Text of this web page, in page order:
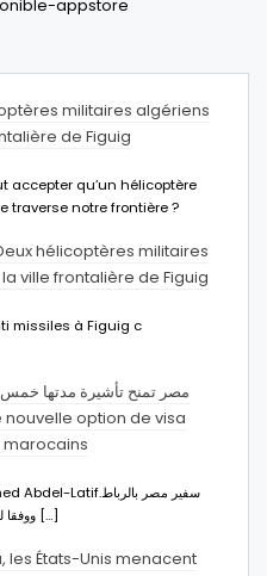
militaires algériens
de Figuig
accepter qu’un hélicoptère
traverse notre frontière ?
hélicoptères militaires
ville frontalière de Figuig
missiles à Figuig c
مصر تمنح تأشيرة مدتها
nouvelle option de visa
ووفقا له، فإن هذا الإجراء يهدف إلى […]
les États-Unis menacent